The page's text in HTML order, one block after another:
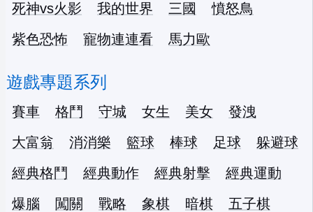
死神vs火影
我的世界 三國
憤怒鳥
紫色恐怖
寵物連連看 馬力歐
遊戲專題系列
賽車 格鬥 守城 女生 美女
發洩
大富翁
消消樂 籃球 棒球 足球
躲避球
經典格鬥
經典動作 經典射擊
經典運動
爆腦
闖關 戰略 象棋 暗棋
五子棋